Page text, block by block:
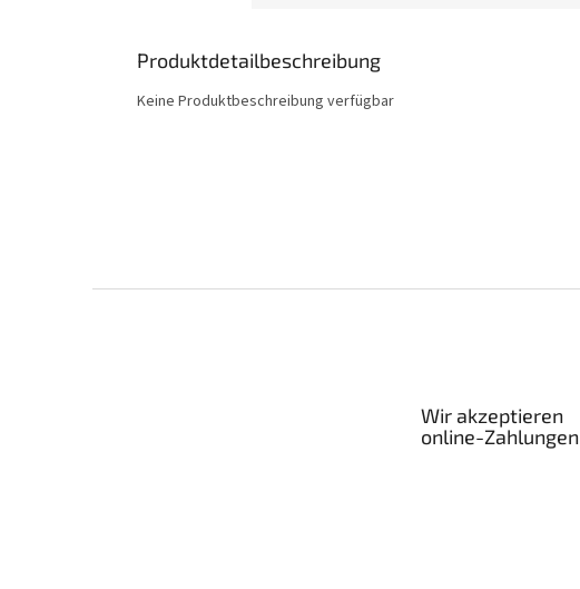
Produktdetailbeschreibung
Keine Produktbeschreibung verfügbar
Wir akzeptieren
online-Zahlungen